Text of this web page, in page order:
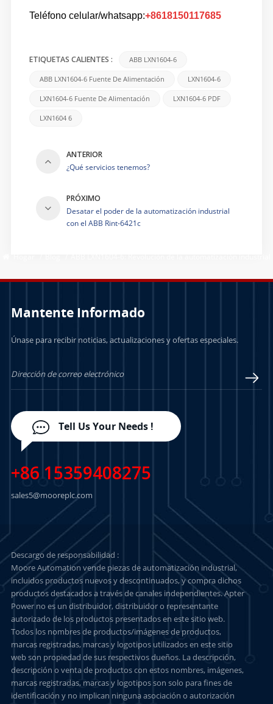
Teléfono celular/whatsapp:+8618150117685
ETIQUETAS CALIENTES : ABB LXN1604-6
ABB LXN1604-6 Fuente De Alimentación LXN1604-6
LXN1604-6 Fuente De Alimentación LXN1604-6 PDF
LXN1604 6
ANTERIOR
¿Qué servicios tenemos?
PRÓXIMO
Desatar el poder de la automatización industrial
con el ABB Rint-6421c
Mantente Informado
Únase para recibir noticias, actualizaciones y ofertas especiales.
Tell Us Your Needs !
+86 15359408275
sales5@mooreplc.com
Descargo de responsabilidad :
Moore Automation vende piezas de automatización industrial,
incluidos productos nuevos y descontinuados, y compra dichos
productos destacados a través de canales independientes. Apter
Power no es un distribuidor, distribuidor o representante
autorizado de los productos presentados en este sitio web.
Todos los nombres de productos/imágenes de productos,
marcas registradas, marcas y logotipos utilizados en este sitio
web son propiedad de sus respectivos dueños. La descripción,
descripción o venta de productos con estos nombres, imágenes,
marcas registradas, marcas y logotipos son solo para fines de
identificación y no implican ninguna asociación o autorización